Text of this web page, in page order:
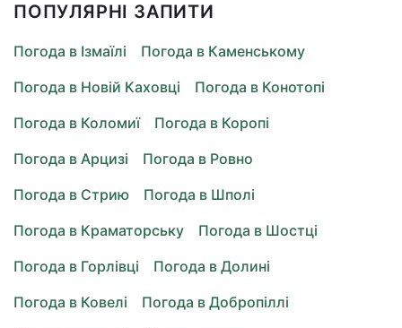
ПОПУЛЯРНІ ЗАПИТИ
Погода в Ізмаїлі
Погода в Каменському
Погода в Новій Каховці
Погода в Конотопі
Погода в Коломиї
Погода в Коропі
Погода в Арцизі
Погода в Ровно
Погода в Стрию
Погода в Шполі
Погода в Краматорську
Погода в Шостці
Погода в Горлівці
Погода в Долині
Погода в Ковелі
Погода в Добропіллі